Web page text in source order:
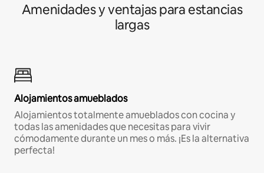
Amenidades y ventajas para estancias
largas
Alojamientos amueblados
Alojamientos totalmente amueblados con cocina y
todas las amenidades que necesitas para vivir
cómodamente durante un mes o más. ¡Es la alternativa
perfecta!